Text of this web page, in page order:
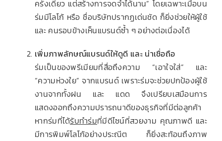
ครั้งเดียว แต่สร้างการจดจำได้นาน” โดยเฉพาะเมื่อบน
ร่มมีโลโก้ หรือ ชื่อบริษัทปรากฏเด่นชัด ก็ยิ่งช่วยให้ผู้ใช้
และ คนรอบข้างเห็นแบรนด์ซ้ำ ๆ อย่างต่อเนื่องได้
เพิ่มภาพลักษณ์แบรนด์ให้ดูดี และ น่าเชื่อถือ
ร่มเป็นของพรีเมียมที่สื่อถึงความ “เอาใจใส่” และ
“ความห่วงใย” จากแบรนด์ เพราะร่มจะช่วยปกป้องผู้ใช้
งานจากทั้งฝน และ แดด จึงเปรียบเสมือนการ
แสดงออกถึงความปรารถนาดีของธุรกิจที่มีต่อลูกค้า
หากร่มที่ได้รับทำร่มที่มีดีไซน์ที่สวยงาม คุณภาพดี และ
มีการพิมพ์โลโก้อย่างประณีต ก็ยิ่งสะท้อนถึงภาพ